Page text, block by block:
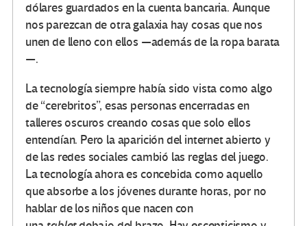
dólares guardados en la cuenta bancaria. Aunque
nos parezcan de otra galaxia hay cosas que nos
unen de lleno con ellos —además de la ropa barata
—.
La tecnología siempre había sido vista como algo
de “cerebritos”, esas personas encerradas en
talleres oscuros creando cosas que solo ellos
entendían. Pero la aparición del internet abierto y
de las redes sociales cambió las reglas del juego.
La tecnología ahora es concebida como aquello
que absorbe a los jóvenes durante horas, por no
hablar de los niños que nacen con